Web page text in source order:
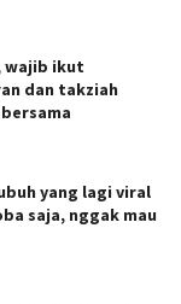
wajib ikut
dan takziah
yang lagi viral
saja, nggak mau